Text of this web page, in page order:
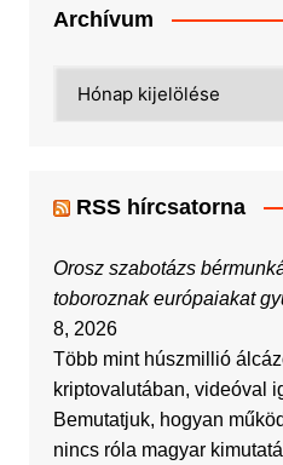
Archívum
RSS hírcsatorna
Orosz szabotázs
toboroznak európaiakat
8, 2026
Több mint húszmillió
kriptovalutában, videóval
Bemutatjuk, hogyan
nincs róla magyar